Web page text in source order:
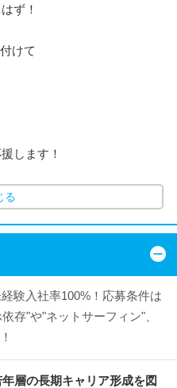
ず！
けて
します！
る
験入社率100%！応募条件は
"や"ネットサーフィン"、
層の長期キャリア形成を図